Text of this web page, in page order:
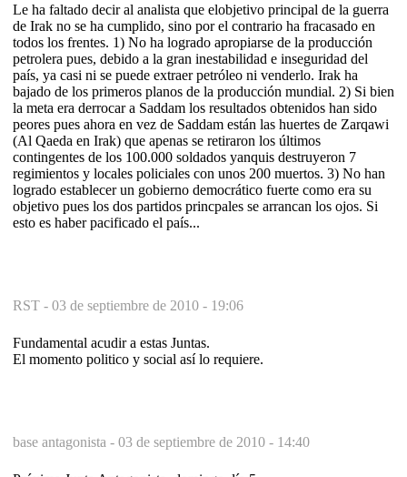
Le ha faltado decir al analista que elobjetivo principal de la guerra
de Irak no se ha cumplido, sino por el contrario ha fracasado en
todos los frentes. 1) No ha logrado apropiarse de la producción
petrolera pues, debido a la gran inestabilidad e inseguridad del
país, ya casi ni se puede extraer petróleo ni venderlo. Irak ha
bajado de los primeros planos de la producción mundial. 2) Si bien
la meta era derrocar a Saddam los resultados obtenidos han sido
peores pues ahora en vez de Saddam están las huertes de Zarqawi
(Al Qaeda en Irak) que apenas se retiraron los últimos
contingentes de los 100.000 soldados yanquis destruyeron 7
regimientos y locales policiales con unos 200 muertos. 3) No han
logrado establecer un gobierno democrático fuerte como era su
objetivo pues los dos partidos princpales se arrancan los ojos. Si
esto es haber pacificado el país...
RST - 03 de septiembre de 2010 - 19:06
Fundamental acudir a estas Juntas.
El momento politico y social así lo requiere.
base antagonista - 03 de septiembre de 2010 - 14:40